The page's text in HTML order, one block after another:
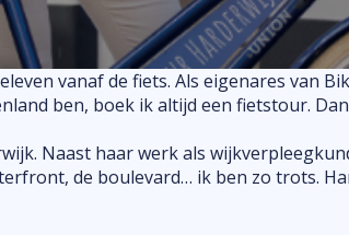
UITagenda
Buitenplezier
Binnenpret
Aanmelden
bedrijf
vanaf de fiets. Als eigenares van
ben, boek ik altijd een fietstour.
Naast haar werk als
de boulevard… ik ben zo trots.